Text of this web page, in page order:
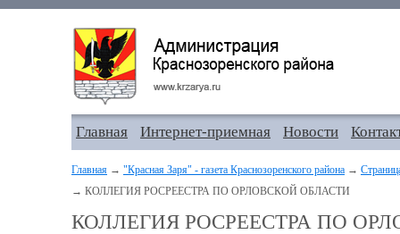
Главная Интернет-приемная Новости
Главная → "Красная Заря" - газета Краснозоренского района →
→ КОЛЛЕГИЯ РОСРЕЕСТРА ПО ОРЛОВСКОЙ ОБЛАСТИ
КОЛЛЕГИЯ РОСРЕЕСТРА ПО